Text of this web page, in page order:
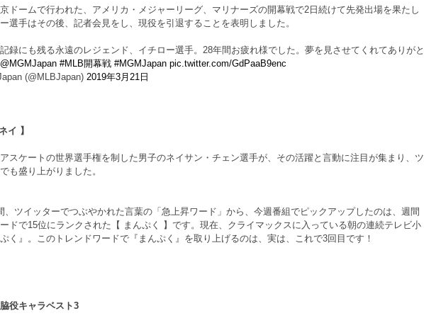
ドームで行われた、アメリカ・メジャーリーグ、マリナーズの開幕戦で2日続けて先発出場を果たし
選手はその後、記者会見をし、現役を引退することを表明しました。
録にも残る永遠のレジェンド、イチロー選手。28年間お疲れ様でした。夢を見させてくれてありがと
@MGMJapan #MLB開幕戦 #MGMJapan pic.twitter.com/GdPaaB9enc
(@MLBJapan) 2019年3月21日
イ 】
スケートの世界選手権を制した男子のネイサン・チェン選手が、その活躍と言動に注目が集まり、ツ
も盛り上がりました。
、ツイッターでつぶやかれた言葉の「急上昇ワード」から、今週番組でピックアップしたのは、週間
ドで15位にランクされた【 まんぷく 】です。現在、クライマックスに入っている朝の連続テレビ小
く』。このトレンドワードで『まんぷく』を取り上げるのは、実は、これで3回目です！
役キャラベスト3